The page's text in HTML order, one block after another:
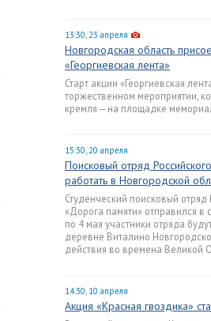
13:30, 23 апреля
Новгородская область
«Георгиевская лента»
Старт акции «Георгиевская
торжественном мероприятии,
кремля — на площадке
15:30, 20 апреля
Поисковый отряд
работать в Новгородской
Студенческий поисковый отряд
«Дорога памяти» отправился
по 4 мая участники отряда
деревне Виталино
действия во времена Великой
14:30, 10 апреля
Акция «Красная гвоздика»